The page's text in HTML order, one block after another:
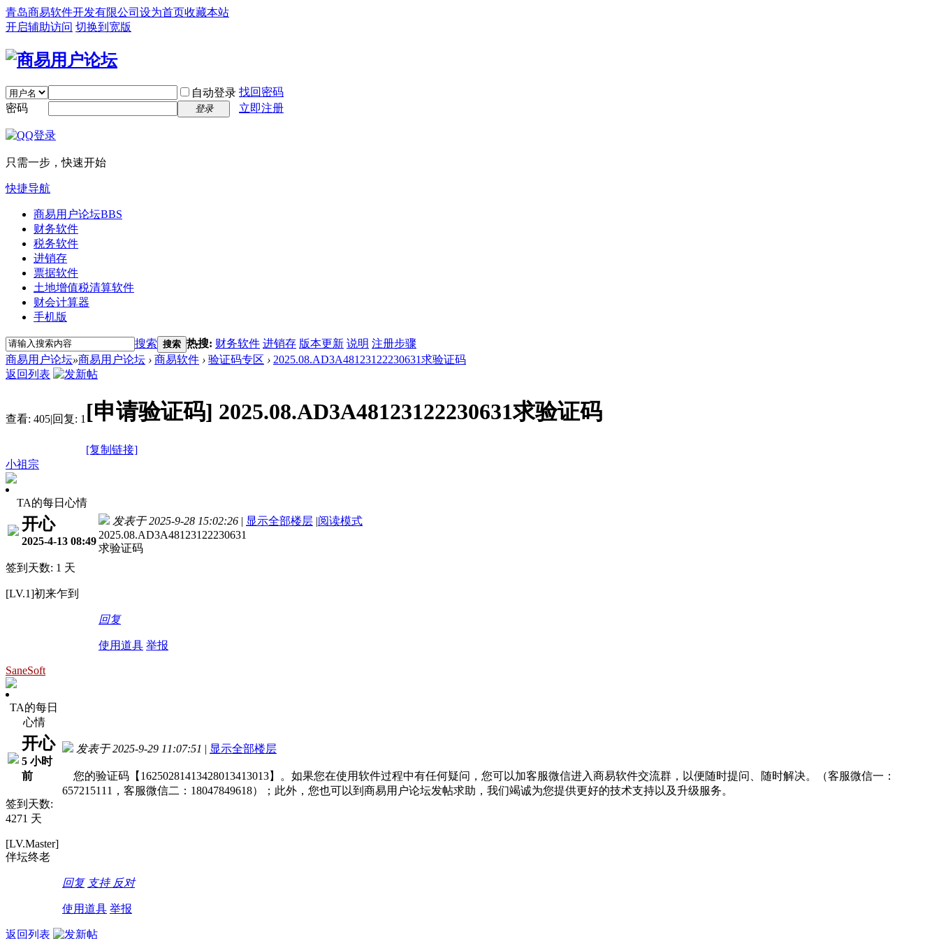
青岛商易软件开发有限公司 设为首页收藏本站
开启辅助访问 切换到宽版
自动登录 找回密码
密码
登录 立即注册
只需一步，快速开始
快捷导航
商易用户论坛BBS
财务软件
税务软件
进销存
票据软件
土地增值税清算软件
财会计算器
手机版
搜索 搜索 热搜: 财务软件 进销存 版本更新 说明 注册步骤
商易用户论坛»商易用户论坛 › 商易软件 › 验证码专区 › 2025.08.AD3A48123122230631求验证码
返回列表
查看: 405|回复: 1 [申请验证码] 2025.08.AD3A48123122230631求验证码
[复制链接]
小祖宗
TA的每日心情
开心
2025-4-13 08:49
签到天数: 1 天
[LV.1]初来乍到
发表于 2025-9-28 15:02:26 | 显示全部楼层 |阅读模式
2025.08.AD3A48123122230631
求验证码
回复
使用道具 举报
SaneSoft
TA的每日
心情
开心
5 小时
前
签到天数:
4271 天
[LV.Master]
伴坛终老
发表于 2025-9-29 11:07:51 | 显示全部楼层
您的验证码【16250281413428013413013】。如果您在使用软件过程中有任何疑问，您可以加客服微信进入商易软件交流群，以便随时提问、随时解决。（客服微信一：
657215111，客服微信二：18047849618）；此外，您也可以到商易用户论坛发帖求助，我们竭诚为您提供更好的技术支持以及升级服务。
回复 支持 反对
使用道具 举报
返回列表